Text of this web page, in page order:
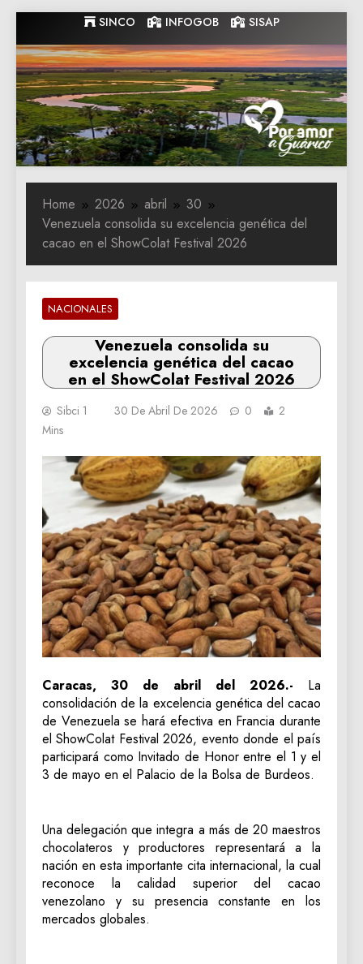
to
content
SINCO INFOGOB SISAP
Gobernacion
de Guarico
Gobernacion de Guarico
Home 2026 abril
30
Venezuela consolida su excelencia genética del
cacao en el ShowColat Festival 2026
NACIONALES
Venezuela consolida su
excelencia genética del cacao
en el ShowColat Festival 2026
Sibci 1 30 De Abril De 2026 0
2
Mins
Caracas, 30 de abril del 2026.- La
consolidación de la excelencia genética del cacao
de Venezuela se hará efectiva en Francia durante
el ShowColat Festival 2026, evento donde el país
participará como Invitado de Honor entre el 1 y el
3 de mayo en el Palacio de la Bolsa de Burdeos.
Una delegación que integra a más de 20 maestros
chocolateros y productores representará a la
nación en esta importante cita internacional, la cual
reconoce la calidad superior del cacao
venezolano y su presencia constante en los
mercados globales.